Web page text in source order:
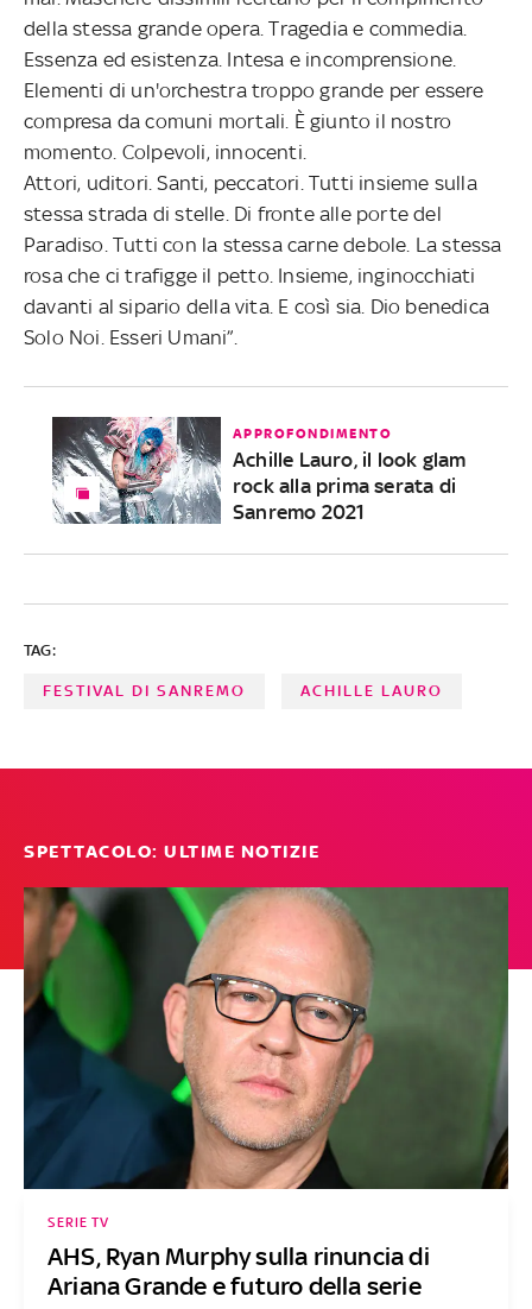
della stessa grande opera. Tragedia e commedia.
Essenza ed esistenza. Intesa e incomprensione.
Elementi di un'orchestra troppo grande per essere
compresa da comuni mortali. È giunto il nostro
momento. Colpevoli, innocenti.
Attori, uditori. Santi, peccatori. Tutti insieme sulla
stessa strada di stelle. Di fronte alle porte del
Paradiso. Tutti con la stessa carne debole. La stessa
rosa che ci trafigge il petto. Insieme, inginocchiati
davanti al sipario della vita. E così sia. Dio benedica
Solo Noi. Esseri Umani”.
APPROFONDIMENTO
Achille Lauro, il look glam
rock alla prima serata di
Sanremo 2021
TAG:
FESTIVAL DI SANREMO ACHILLE LAURO
SPETTACOLO: ULTIME NOTIZIE
AHS, Ryan Murphy sulla rinuncia di
Ariana Grande e futuro della serie
SERIE TV